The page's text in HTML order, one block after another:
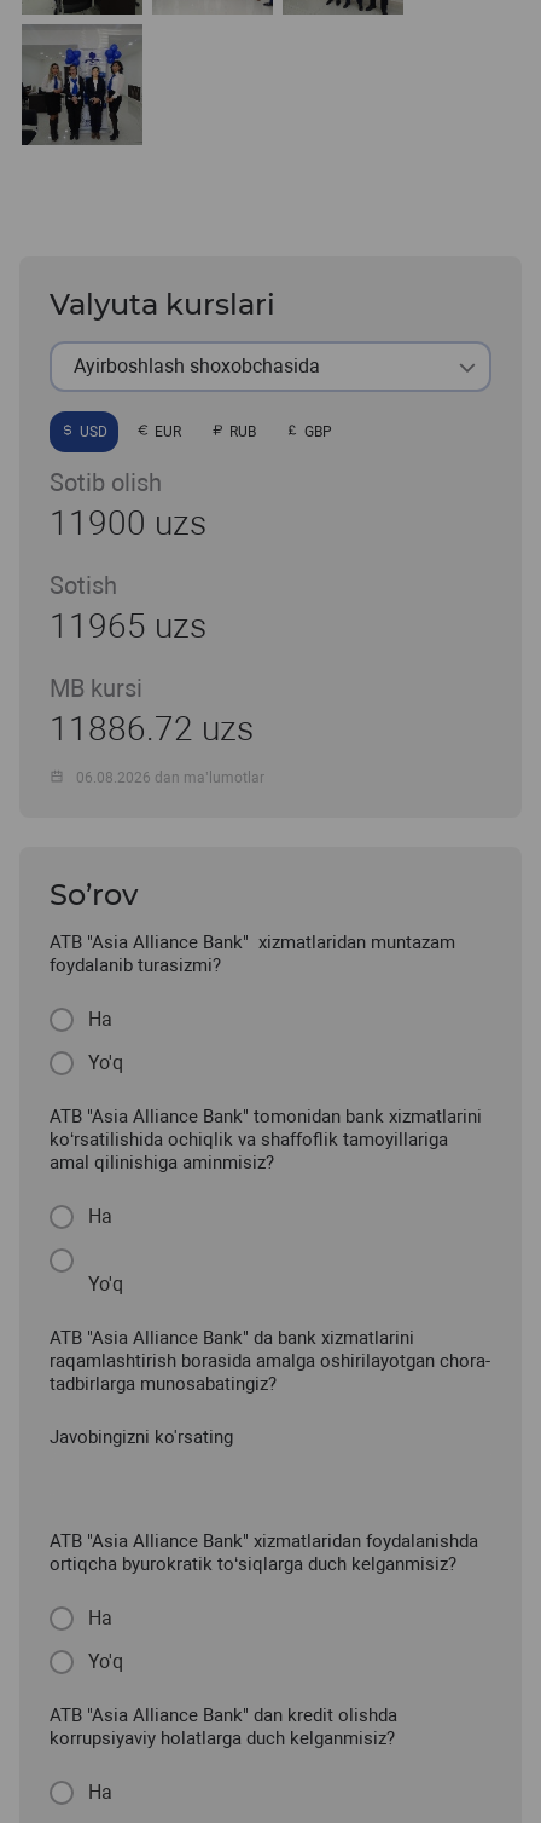
Valyuta kurslari
Ayirboshlash shoxobchasida
USD EUR RUB GBP
Sotib olish
11900 uzs
Sotish
11965 uzs
MB kursi
11886.72 uzs
06.08.2026 dan ma’lumotlar
So’rov
ATB "Asia Alliance Bank" xizmatlaridan muntazam
foydalanib turasizmi?
Ha
Yo'q
ATB "Asia Alliance Bank" tomonidan bank xizmatlarini
ko‘rsatilishida ochiqlik va shaffoflik tamoyillariga
amal qilinishiga aminmisiz?
Ha
Yo'q
ATB "Asia Alliance Bank" da bank xizmatlarini
raqamlashtirish borasida amalga oshirilayotgan chora-
tadbirlarga munosabatingiz?
Javobingizni ko'rsating
ATB "Asia Alliance Bank" xizmatlaridan foydalanishda
ortiqcha byurokratik to‘siqlarga duch kelganmisiz?
Ha
Yo'q
ATB "Asia Alliance Bank" dan kredit olishda
korrupsiyaviy holatlarga duch kelganmisiz?
Ha